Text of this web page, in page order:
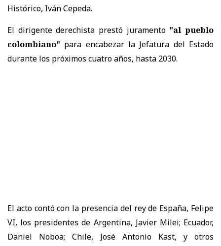
Histórico, Iván Cepeda.
El dirigente derechista prestó juramento "al pueblo
colombiano" para encabezar la Jefatura del Estado
durante los próximos cuatro años, hasta 2030.
El acto contó con la presencia del rey de España, Felipe
VI, los presidentes de Argentina, Javier Milei; Ecuador,
Daniel Noboa; Chile, José Antonio Kast, y otros